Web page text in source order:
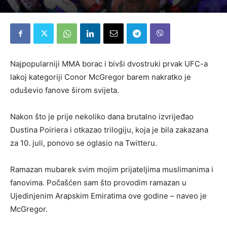
Najpopularniji MMA borac i bivši dvostruki prvak UFC-a
lakoj kategoriji Conor McGregor barem nakratko je
oduševio fanove širom svijeta.
Nakon što je prije nekoliko dana brutalno izvrijeđao
Dustina Poiriera i otkazao trilogiju, koja je bila zakazana
za 10. juli, ponovo se oglasio na Twitteru.
Ramazan mubarek svim mojim prijateljima muslimanima i
fanovima. Počašćen sam što provodim ramazan u
Ujedinjenim Arapskim Emiratima ove godine – naveo je
McGregor.